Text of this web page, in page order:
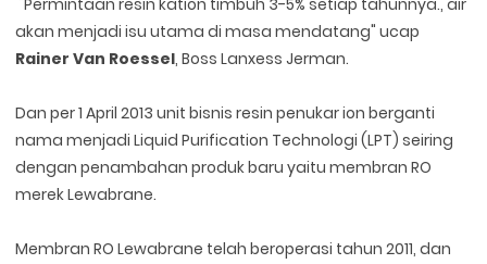
"Permintaan resin kation timbuh 3-5% setiap tahunnya., air
akan menjadi isu utama di masa mendatang" ucap
Rainer Van Roessel, Boss Lanxess Jerman.
Dan per 1 April 2013 unit bisnis resin penukar ion berganti
nama menjadi Liquid Purification Technologi (LPT) seiring
dengan penambahan produk baru yaitu membran RO
merek Lewabrane.
Membran RO Lewabrane telah beroperasi tahun 2011, dan